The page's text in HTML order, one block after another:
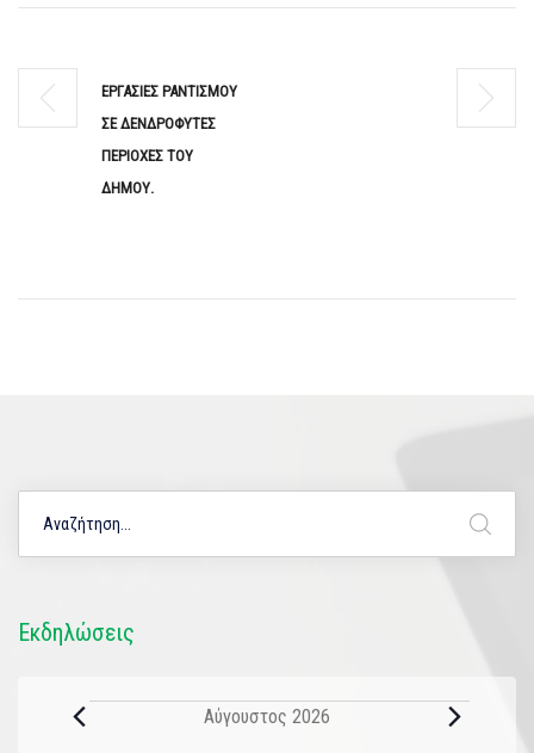
ΕΡΓΑΣΙΕΣ ΡΑΝΤΙΣΜΟΥ
ΣΕ ΔΕΝΔΡΟΦΥΤΕΣ
ΠΕΡΙΟΧΕΣ ΤΟΥ
ΔΗΜΟΥ.
Εκδηλώσεις
Αύγουστος 2026